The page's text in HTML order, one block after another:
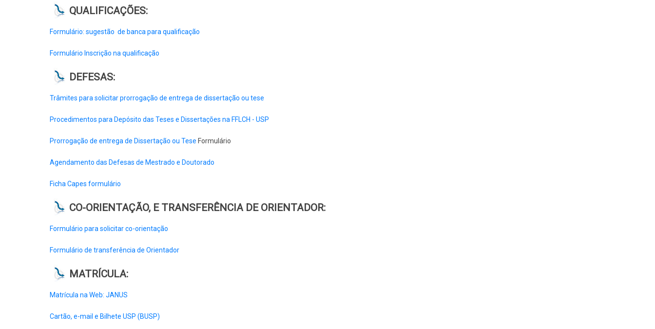
QUALIFICAÇÕES:
Formulário: sugestão de banca para qualificação
Formulário Inscrição na qualificação
DEFESAS:
Trâmites para solicitar prorrogação de entrega de dissertação ou tese
Procedimentos para Depósito das Teses e Dissertações na FFLCH - USP
Prorrogação de entrega de Dissertação ou Tese Formulário
Agendamento das Defesas de Mestrado e Doutorado
Ficha Capes formulário
CO-ORIENTAÇÃO, E TRANSFERÊNCIA DE ORIENTADOR:
Formulário para solicitar co-orientação
Formulário de transferência de Orientador
MATRÍCULA:
Matrícula na Web: JANUS
Cartão, e-mail e Bilhete USP (BUSP)